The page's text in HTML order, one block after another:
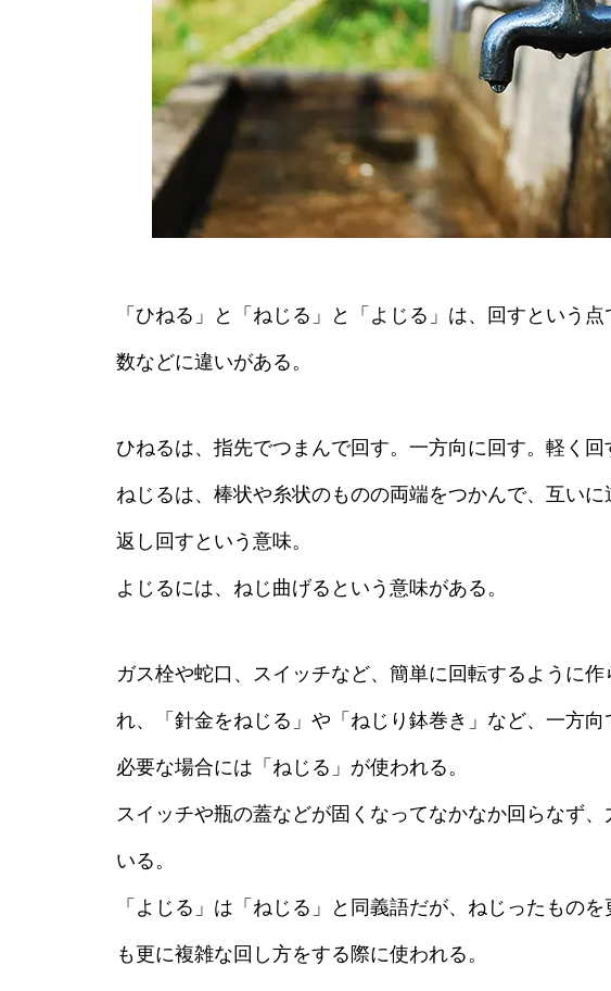
「ひねる」と「ねじる」と「よじる」は、回すという
数などに違いがある。
ひねるは、指先でつまんで回す。一方向に回す。軽く回
ねじるは、棒状や糸状のものの両端をつかんで、互い
返し回すという意味。
よじるには、ねじ曲げるという意味がある。
ガス栓や蛇口、スイッチなど、簡単に回転するように
れ、「針金をねじる」や「ねじり鉢巻き」など、一方
必要な場合には「ねじる」が使われる。
スイッチや瓶の蓋などが固くなってなかなか回らなず
いる。
「よじる」は「ねじる」と同義語だが、ねじったもの
も更に複雑な回し方をする際に使われる。